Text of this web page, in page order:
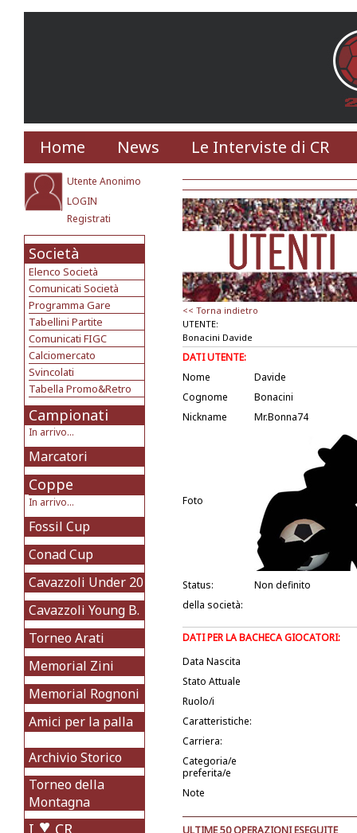
Home News Le Interviste di CR
Utente Anonimo
LOGIN
Registrati
Società
Elenco Società
Comunicati Società
Programma Gare
Tabellini Partite
Comunicati FIGC
Calciomercato
Svincolati
Tabella Promo&Retro
Campionati
In arrivo...
Marcatori
Coppe
In arrivo...
Fossil Cup
Conad Cup
Cavazzoli Under 20
Cavazzoli Young B.
Torneo Arati
Memorial Zini
Memorial Rognoni
Amici per la palla
Archivio Storico
Torneo della
Montagna
I CR
<< Torna indietro
UTENTE:
Bonacini Davide
DATI UTENTE:
Nome
Davide
Cognome
Bonacini
Nickname
Mr.Bonna74
Foto
Status:
Non definito
della società:
DATI PER LA BACHECA GIOCATORI:
Data Nascita
Stato Attuale
Ruolo/i
Caratteristiche:
Carriera:
Categoria/e
preferita/e
Note
ULTIME 50 OPERAZIONI ESEGUITE